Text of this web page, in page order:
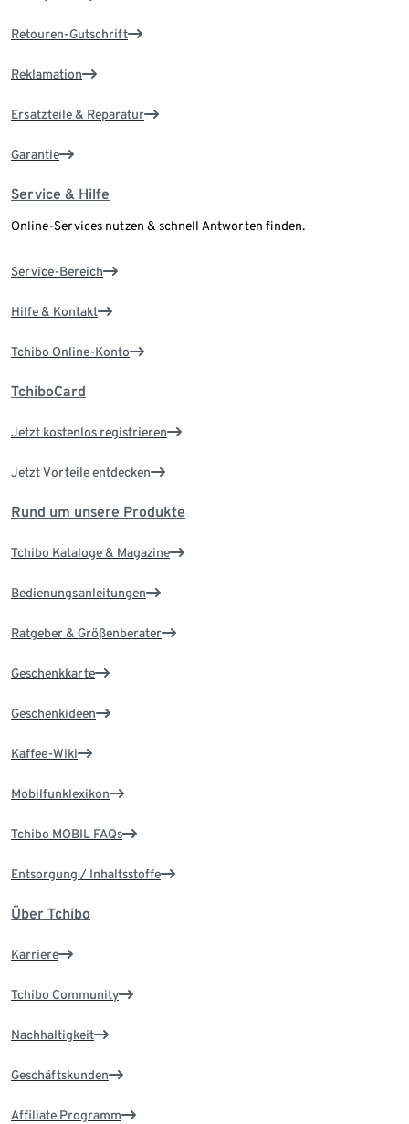
Retouren-Gutschrift
Reklamation
Ersatzteile & Reparatur
Garantie
Service & Hilfe
Online-Services nutzen & schnell Antworten finden.
Service-Bereich
Hilfe & Kontakt
Tchibo Online-Konto
TchiboCard
Jetzt kostenlos registrieren
Jetzt Vorteile entdecken
Rund um unsere Produkte
Tchibo Kataloge & Magazine
Bedienungsanleitungen
Ratgeber & Größenberater
Geschenkkarte
Geschenkideen
Kaffee-Wiki
Mobilfunklexikon
Tchibo MOBIL FAQs
Entsorgung / Inhaltsstoffe
Über Tchibo
Karriere
Tchibo Community
Nachhaltigkeit
Geschäftskunden
Affiliate Programm